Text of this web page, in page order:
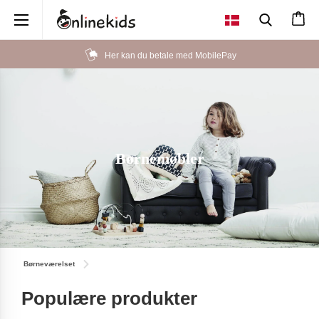
Her kan du betale med MobilePay
Børnemøbler
Børneværelset
Populære produkter